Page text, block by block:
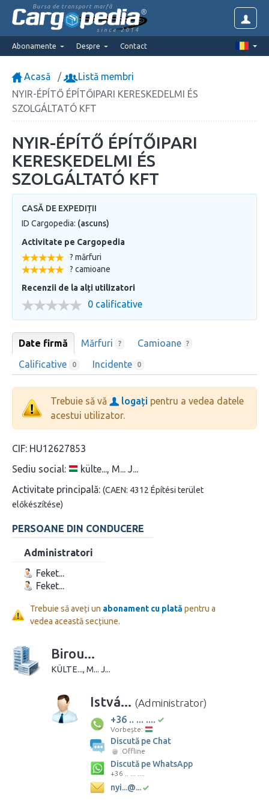
Bursa de transport marfă
since 2014
Abonamente Despre Contact
Acasă
Listă membri
NYIR-ÉPÍTŐ ÉPÍTŐIPARI KERESKEDELMI ÉS
SZOLGÁLTATÓ KFT
NYIR-ÉPÍTŐ ÉPÍTŐIPARI
KERESKEDELMI ÉS
SZOLGÁLTATÓ KFT
CASĂ DE EXPEDIȚII
ID Cargopedia: (ascuns)
Activitate pe Cargopedia
? mărfuri
? camioane
Recenzii de la alți utilizatori
0 calificative
Date firmă Mărfuri ? Camioane ?
Calificative 0 Incidente 0
Trebuie să vă logați pentru a vedea datele
acestui utilizator.
CIF: HU12627853
Sediu social:
külte..., M... J...
Activitate principală: (CAEN: 4312 Építési terület
előkészítése)
PERSOANE DIN CONDUCERE
Administratori
Feket...
Feket...
Trebuie să aveți un abonament cu plată pentru a
vedea această secțiune.
Birou...
KÜLTE..., M... J...
Istvá... (Administrator)
+36 .. ... ....
Vorbește:
Discută pe Chat
Offline
Discută pe WhatsApp
+36 .. ... ....
nyi...@...